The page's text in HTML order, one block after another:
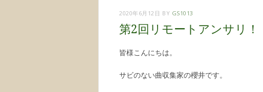
2020年6月12日 BY GS1013
第2回リモートアンサリ！
皆様こんにちは。
サビのない曲収集家の櫻井です。